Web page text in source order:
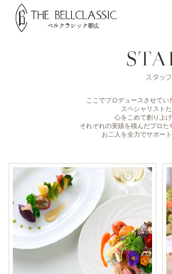
ここでプロデュースさせてい
スペシャリスト
心をこめて創り上げ
それぞれの実績を積んだプロた
お二人を全力でサポート